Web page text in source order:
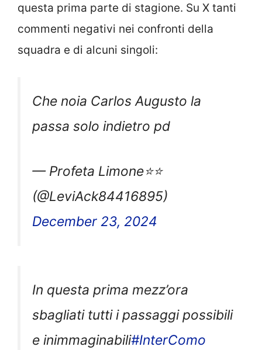
questa prima parte di stagione. Su X tanti
commenti negativi nei confronti della
squadra e di alcuni singoli:
Che noia Carlos Augusto la
passa solo indietro pd
— Profeta Limone⭐️⭐️
(@LeviAck84416895)
December 23, 2024
In questa prima mezz’ora
sbagliati tutti i passaggi possibili
e inimmaginabili#InterComo